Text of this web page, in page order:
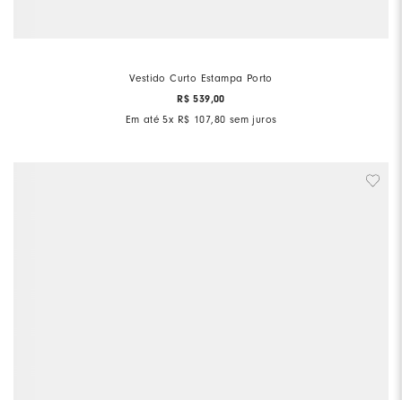
Vestido Curto Estampa Porto
R$ 539,00
Em até5x R$ 107,80 sem juros